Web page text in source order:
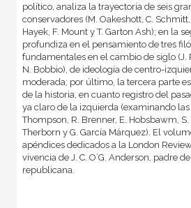
político, analiza la trayectoria de seis
conservadores (M. Oakeshott, C. Schmitt,
Hayek, F. Mount y T. Garton Ash); en la
profundiza en el pensamiento de tres
fundamentales en el cambio de siglo (J.
N. Bobbio), de ideología de centro-
moderada; por último, la tercera parte
de la historia, en cuanto registro del
ya claro de la izquierda (examinando
Thompson, R. Brenner, E. Hobsbawm, S.
Therborn y G. García Márquez). El
apéndices dedicados a la London
vivencia de J. C. O´G. Anderson, padre
republicana.